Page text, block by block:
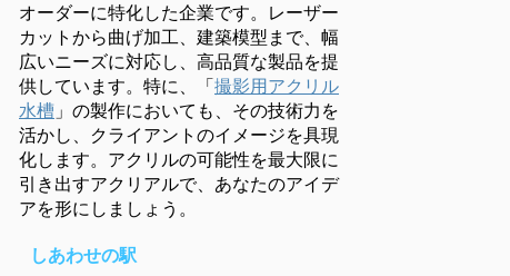
オーダーに特化した企業です。レーザー
カットから曲げ加工、建築模型まで、幅
広いニーズに対応し、高品質な製品を提
供しています。特に、「撮影用アクリル
水槽 」の製作においても、その技術力を
活かし、クライアントのイメージを具現
化します。アクリルの可能性を最大限に
引き出すアクリアルで、あなたのアイデ
アを形にしましょう。
しあわせの駅